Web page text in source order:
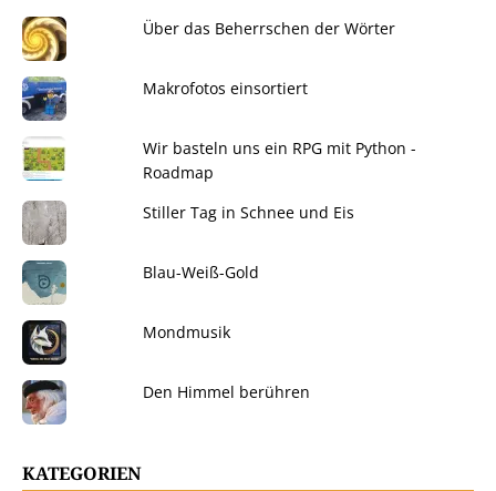
Über das Beherrschen der Wörter
Makrofotos einsortiert
Wir basteln uns ein RPG mit Python -
Roadmap
Stiller Tag in Schnee und Eis
Blau-Weiß-Gold
Mondmusik
Den Himmel berühren
KATEGORIEN